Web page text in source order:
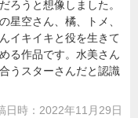
ろうと想像しました。
星空さん、橘、トメ、
イキイキと役を生きて
る作品です。水美さん
うスターさんだと認識
日時：2022年11月29日